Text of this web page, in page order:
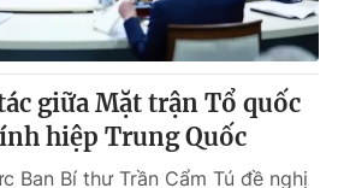
VTV8
English
giữa Mặt trận Tổ quốc
hiệp Trung Quốc
Ban Bí thư Trần Cẩm Tú đề nghị